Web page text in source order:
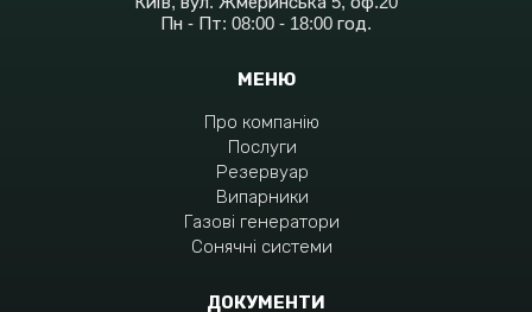
Пн - Пт: 08:00 - 18:00 год.
МЕНЮ
Про компанію
Послуги
Резервуар
Випарники
Газові генератори
Сонячні системи
ДОКУМЕНТИ